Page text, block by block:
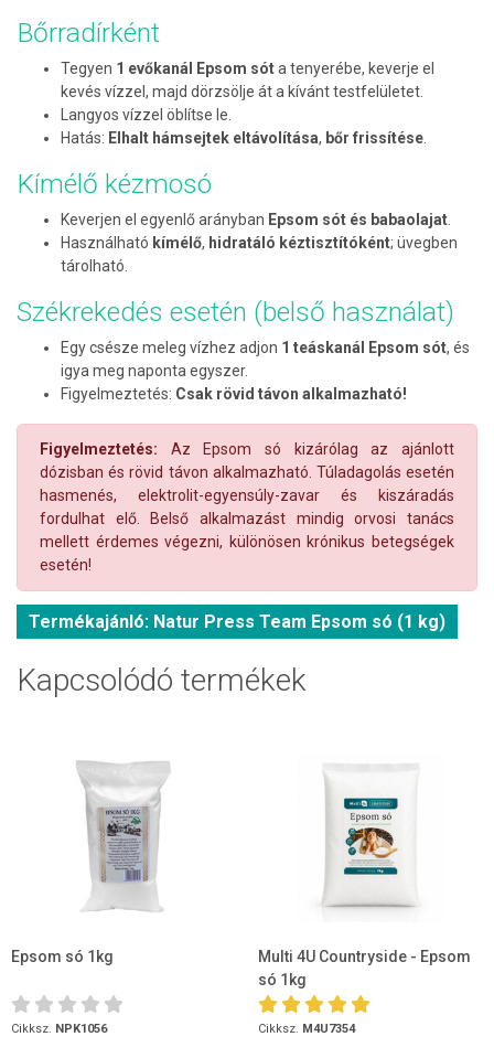
Bőrradírként
Tegyen 1 evőkanál Epsom sóta tenyerébe, keverje el
kevés vízzel, majd dörzsölje át a kívánt testfelületet.
Langyos vízzel öblítse le.
Hatás: Elhalt hámsejtek eltávolítása, bőr frissítése
Kímélő kézmosó
Keverjen el egyenlő arányban Epsom sót és babaolajat
Használható kímélő, hidratáló kéztisztítóként; üvegben
tárolható.
Székrekedés esetén (belső használat)
Egy csésze meleg vízhez adjon 1 teáskanál Epsom sót, és
igya meg naponta egyszer.
Figyelmeztetés: Csak rövid távon alkalmazható!
Figyelmeztetés: Az Epsom só kizárólag az ajánlott
dózisban és rövid távon alkalmazható. Túladagolás esetén
hasmenés, elektrolit-egyensúly-zavar és kiszáradás
fordulhat elő. Belső alkalmazást mindig orvosi tanács
mellett érdemes végezni, különösen krónikus betegségek
esetén!
Termékajánló: Natur Press Team Epsom só (1 kg)
Kapcsolódó termékek
Epsom só 1kg
Cikksz. NPK1056
Multi 4U Countryside - Epsom
só 1kg
Cikksz. M4U7354